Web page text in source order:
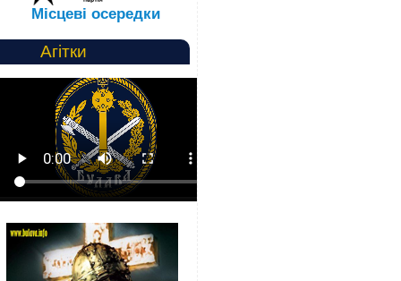
Місцеві осередки
Агітки